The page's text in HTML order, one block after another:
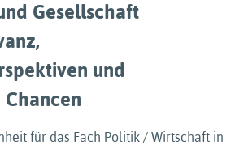
Gesellschaft
und
für das Fach Politik / Wirtschaft in